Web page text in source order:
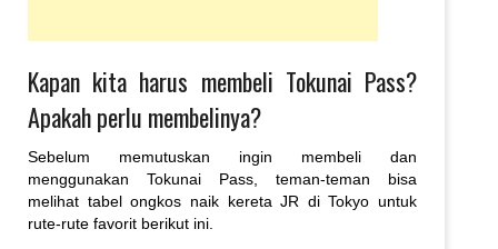
Kapan kita harus membeli Tokunai Pass?
Apakah perlu membelinya?
Sebelum memutuskan ingin membeli dan
menggunakan Tokunai Pass, teman-teman bisa
melihat tabel ongkos naik kereta JR di Tokyo untuk
rute-rute favorit berikut ini.